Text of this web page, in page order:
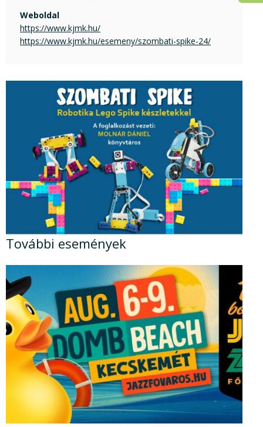
Weboldal
https://www.kjmk.hu/
https://www.kjmk.hu/esemeny/szombati-spike-24/
További események